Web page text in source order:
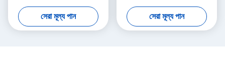
রোটারি গ্রুপ কিট
সেরা মূল্য পান সেরা মূল্য পান